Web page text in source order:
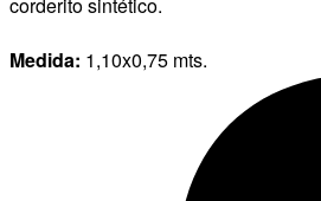
corderito sintético.
Medida: 1,10x0,75 mts.